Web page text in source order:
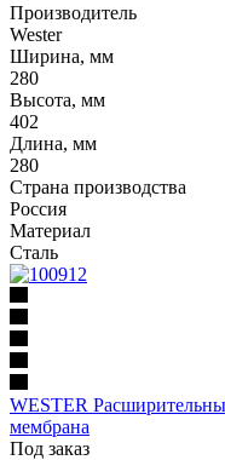
Производитель
Wester
Ширина, мм
280
Высота, мм
402
Длина, мм
280
Страна производства
Россия
Материал
Сталь
WESTER
мембрана
Под заказ